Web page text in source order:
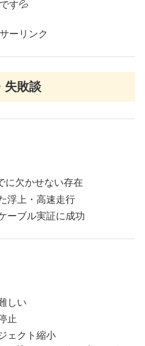
す💦
ーリンク
失敗談
に欠かせない存在
浮上・高速走行
ーブル実証に成功
しい
止
ェクト縮小